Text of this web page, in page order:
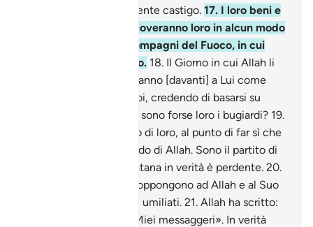
Allah. Avranno un avvilente castigo. 17. I loro beni e
la loro progenie non gioveranno loro in alcun modo
contro Allah. Sono i compagni del Fuoco, in cui
rimarranno in perpetuo. 18. Il Giorno in cui Allah li
resusciterà tutti, giureranno [davanti] a Lui come
giuravano [davanti] a voi, credendo di basarsi su
qualcosa [di vero]. Non sono forse loro i bugiardi? 19.
Satana si è impadronito di loro, al punto di far sì che
dimenticassero il Ricordo di Allah. Sono il partito di
Satana e il partito di Satana in verità è perdente. 20.
In verità, coloro che si oppongono ad Allah e al Suo
Inviato saranno fra i più umiliati. 21. Allah ha scritto:
«Invero vincerò, Io e i Miei messaggeri». In verità